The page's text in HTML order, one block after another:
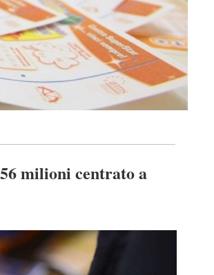
milioni centrato a